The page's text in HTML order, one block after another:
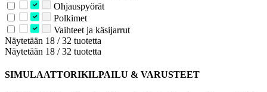
Ohjauspyörät
Polkimet
Vaihteet ja käsijarrut
Näytetään 18 / 32 tuotetta
Näytetään 18 / 32 tuotetta
SIMULAATTORIKILPAILU & VARUSTEET